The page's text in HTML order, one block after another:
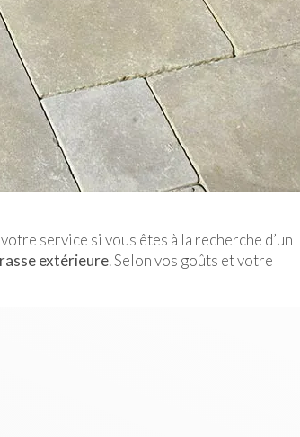
votre service si vous êtes à la recherche d’un
extérieure. Selon vos goûts et votre